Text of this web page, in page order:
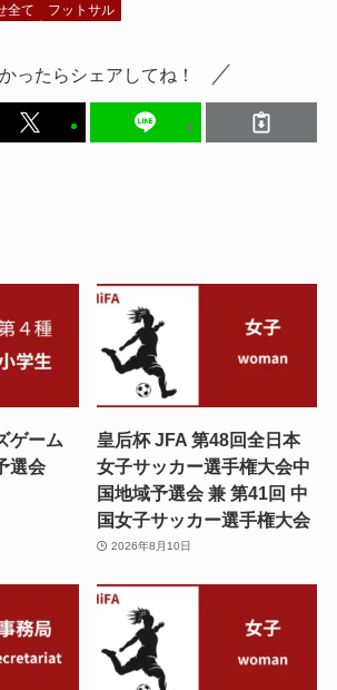
全て フットサル
ったらシェアしてね！
ゲーム
選会
皇后杯 JFA 第48回全日本
女子サッカー選手権大会中
国地域予選会 兼 第41回 中
国女子サッカー選手権大会
2026年8月10日